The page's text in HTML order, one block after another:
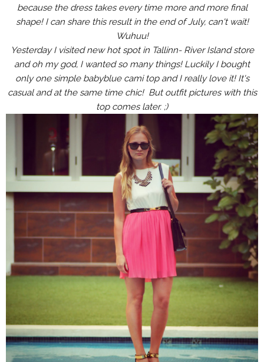
because the dress takes every time more and more final
shape! I can share this result in the end of July, can't wait!
Wuhuu!
Yesterday I visited new hot spot in Tallinn- River Island store
and oh my god, I wanted so many things! Luckily I bought
only one simple babyblue cami top and I really love it! It's
casual and at the same time chic! But outfit pictures with this
top comes later. ;)